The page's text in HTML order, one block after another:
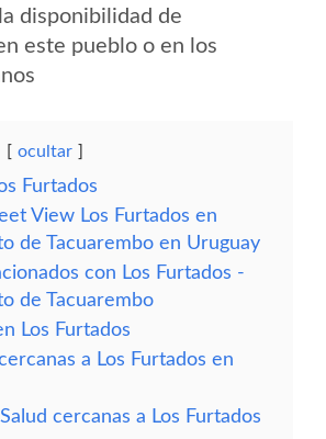
disponibilidad de
este pueblo o en los
ocultar
Furtados
View Los Furtados en
de Tacuarembo en Uruguay
con Los Furtados -
de Tacuarembo
Los Furtados
a Los Furtados en
cercanas a Los Furtados